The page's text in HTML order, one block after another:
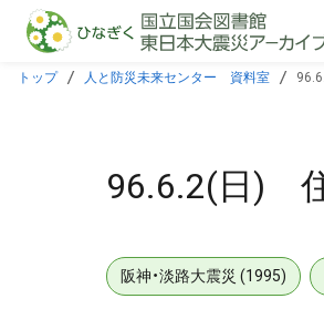
本文に飛ぶ
トップ 人と防災未来センター 資料室
96.6.2(日)
阪神・淡路大震災 (1995)